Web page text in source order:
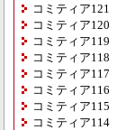
コミティア121
コミティア120
コミティア119
コミティア118
コミティア117
コミティア116
コミティア115
コミティア114